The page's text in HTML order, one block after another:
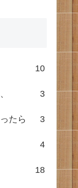
10
3
たら 3
4
18